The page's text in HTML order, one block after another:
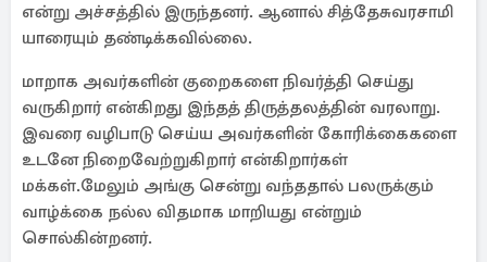
என்று அச்சத்தில் இருந்தனர். ஆனால் சித்தேசுவரசாமி
யாரையும் தண்டிக்கவில்லை.
மாறாக அவர்களின் குறைகளை நிவர்த்தி செய்து
வருகிறார் என்கிறது இந்தத் திருத்தலத்தின் வரலாறு.
இவரை வழிபாடு செய்ய அவர்களின் கோரிக்கைகளை
உடனே நிறைவேற்றுகிறார் என்கிறார்கள்
மக்கள்.மேலும் அங்கு சென்று வந்ததால் பலருக்கும்
வாழ்க்கை நல்ல விதமாக மாறியது என்றும்
சொல்கின்றனர்.